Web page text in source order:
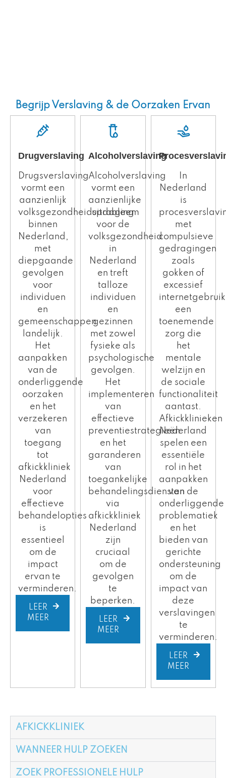
Begrijp Verslaving & de Oorzaken Ervan
Drugverslaving
Drugsverslaving
vormt een
aanzienlijk
volksgezondheidsprobleem
binnen
Nederland,
met
diepgaande
gevolgen
voor
individuen
en
gemeenschappen
landelijk.
Het
aanpakken
van de
onderliggende
oorzaken
en het
verzekeren
van
toegang
tot
afkickkliniek
Nederland
voor
effectieve
behandelopties
is
essentieel
om de
impact
ervan te
verminderen.
LEER
MEER
Alcoholverslaving
Alcoholverslaving
vormt een
aanzienlijke
uitdaging
voor de
volksgezondheid
in
Nederland
en treft
talloze
individuen
en
gezinnen
met zowel
fysieke als
psychologische
gevolgen.
Het
implementeren
van
effectieve
preventiestrategieën
en het
garanderen
van
toegankelijke
behandelingsdiensten
via
afkickkliniek
Nederland
zijn
cruciaal
om de
gevolgen
te
beperken.
LEER
MEER
In
Nederland
is
met
compulsieve
gedragingen
zoals
gokken of
excessief
een
toenemende
zorg die
het
mentale
welzijn en
de sociale
functionaliteit
aantast.
Afkickklinieken
Nederland
spelen een
essentiële
rol in het
aanpakken
van de
onderliggende
problematiek
en het
bieden van
gerichte
ondersteuning
om de
impact van
deze
verslavingen
te
verminderen.
LEER
MEER
AFKICKKLINIEK
WANNEER HULP ZOEKEN
ZOEK PROFESSIONELE HULP